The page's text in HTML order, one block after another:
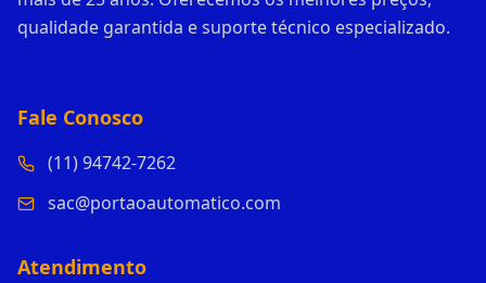
qualidade garantida e suporte técnico especializado.
Fale Conosco
(11) 94742-7262
sac@portaoautomatico.com
Atendimento